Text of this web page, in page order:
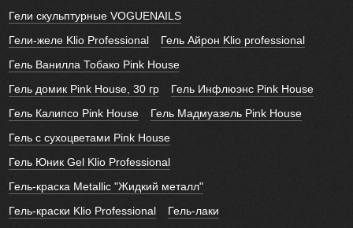
Гели скульптурные VOGUENAILS
Гели-желе Klio Professional
Гель Айрон Klio professional
Гель Ванилла Тобако Pink House
Гель домик Pink House, 30 гр
Гель Инфлюэнс Pink House
Гель Калипсо Pink House
Гель Мадмуазель Pink House
Гель с сухоцветами Pink House
Гель Юник Gel Klio Professional
Гель-краска Metallic "Жидкий металл"
Гель-краски Klio Professional
Гель-лаки